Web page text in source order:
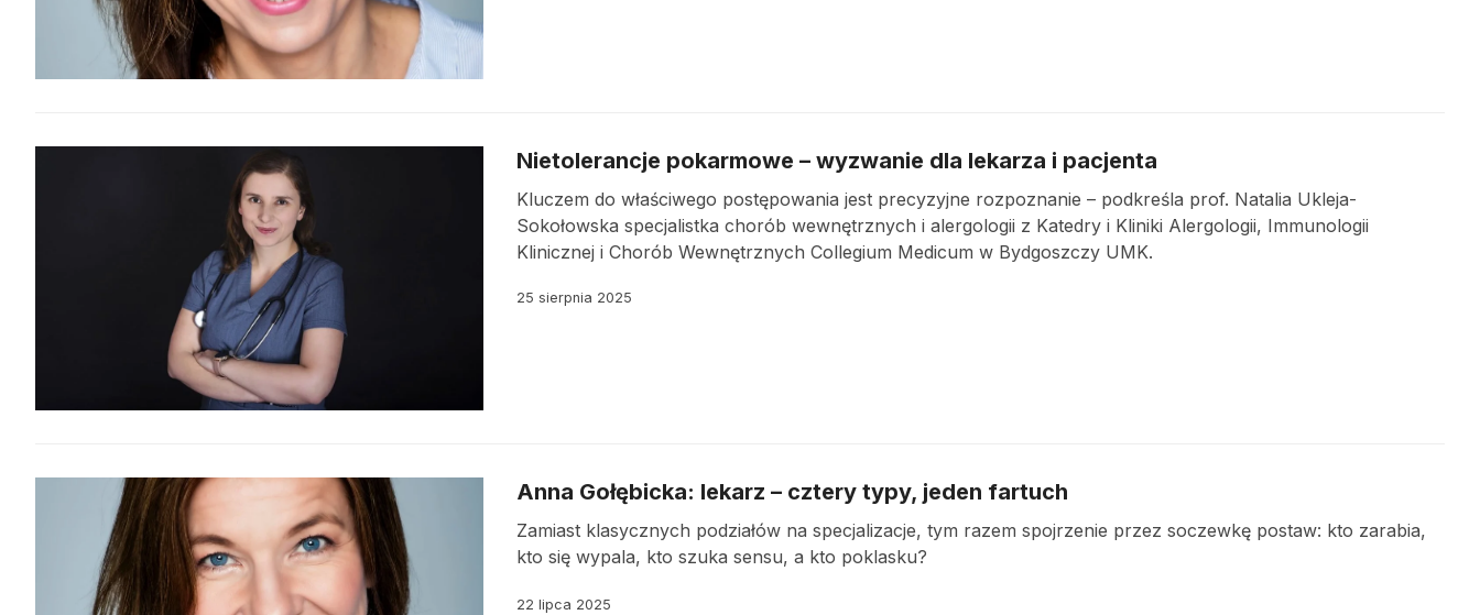
Nietolerancje pokarmowe – wyzwanie dla lekarza i pacjenta
Kluczem do właściwego postępowania jest precyzyjne rozpoznanie – podkreśla prof. Natalia Ukleja-
Sokołowska specjalistka chorób wewnętrznych i alergologii z Katedry i Kliniki Alergologii, Immunologii
Klinicznej i Chorób Wewnętrznych Collegium Medicum w Bydgoszczy UMK.
25 sierpnia 2025
Anna Gołębicka: lekarz – cztery typy, jeden fartuch
Zamiast klasycznych podziałów na specjalizacje, tym razem spojrzenie przez soczewkę postaw: kto zarabia,
kto się wypala, kto szuka sensu, a kto poklasku?
22 lipca 2025